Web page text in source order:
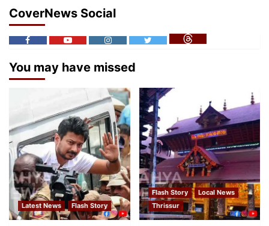
CoverNews Social
You may have missed
Latest News Flash Story
Flash Story
Local News
Thrissur